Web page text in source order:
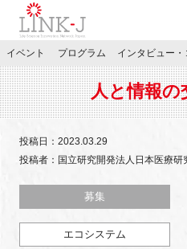
JP／
特別会員専用メニュー
施設ご予約
イベント プログラム インタビュー・
人と情報の
投稿日：2023.03.29
投稿者：国立研究開発法人日本医療研
募集
エコシステム